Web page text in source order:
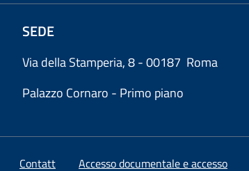
SEDE
Via della Stamperia, 8 - 00187 Roma
Palazzo Cornaro - Primo piano
Contatt Accesso documentale e accesso